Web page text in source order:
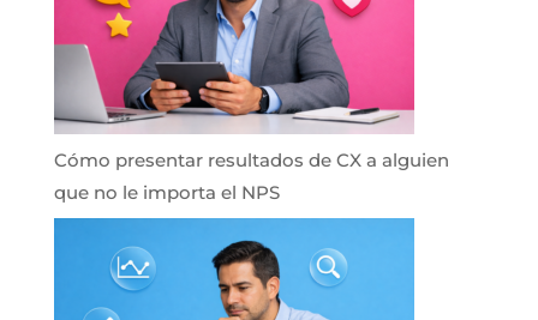
Cómo presentar resultados de CX a alguien
que no le importa el NPS